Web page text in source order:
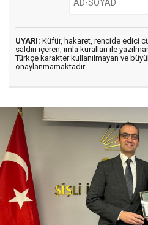
UYARI: Küfür, hakaret, rencide edici
saldırı içeren, imla kuralları ile
Türkçe karakter kullanılmayan ve
onaylanmamaktadır.